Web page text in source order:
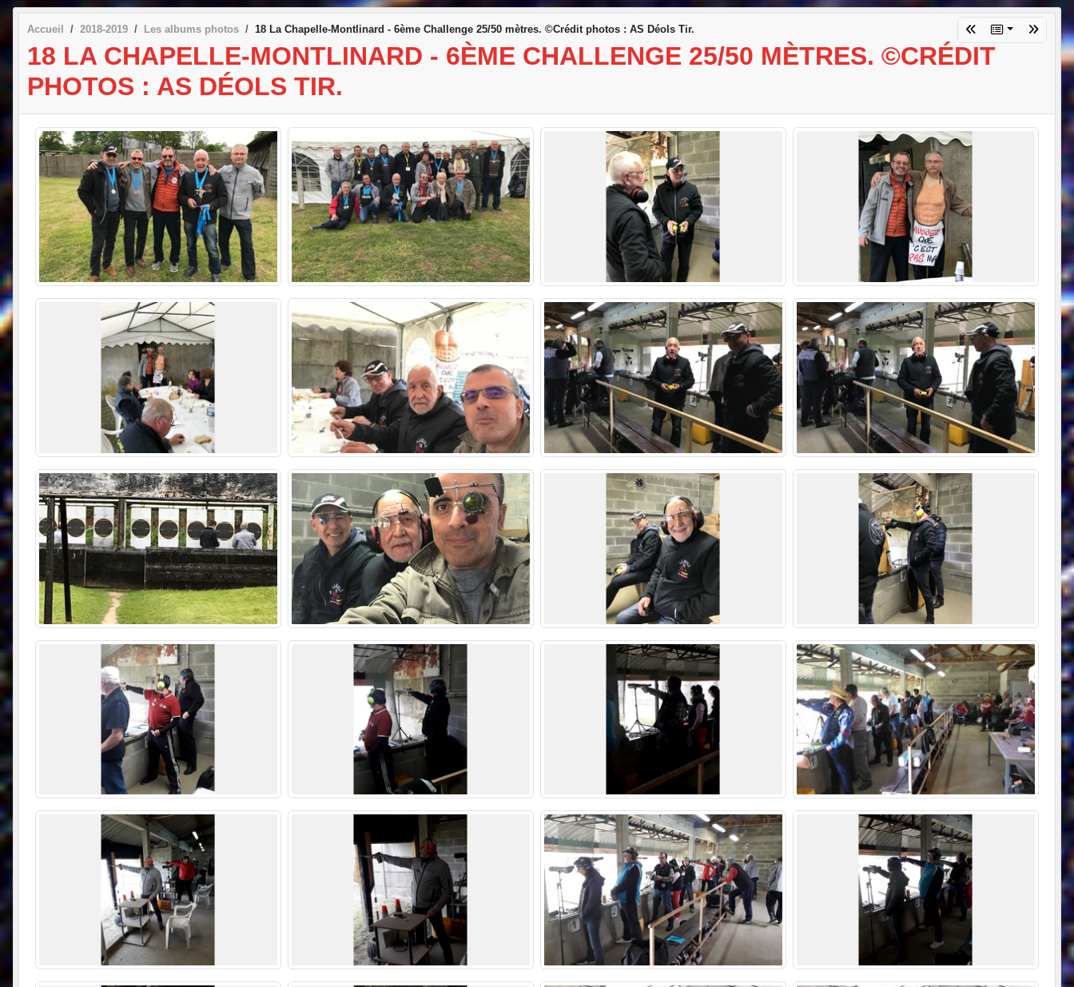
Accueil 2018-2019 Les albums photos 18 La Chapelle-Montlinard - 6ème Challenge 25/50 mètres. ©Crédit photos : AS Déols Tir.
18 LA CHAPELLE-MONTLINARD - 6ÈME CHALLENGE 25/50 MÈTRES. ©CRÉDIT
PHOTOS : AS DÉOLS TIR.